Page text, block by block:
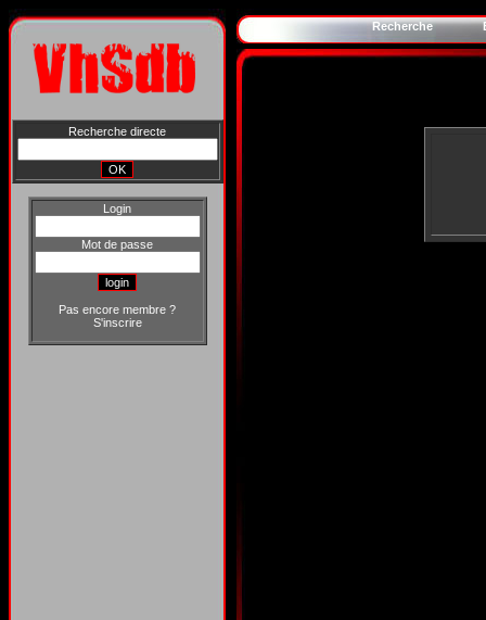
Recherche directe
Login
Mot de passe
Pas encore membre ?
S'inscrire
Recherche